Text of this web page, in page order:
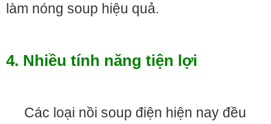
làm nóng soup hiệu quả.
4. Nhiều tính năng tiện lợi
Các loại nồi soup điện hiện nay đều